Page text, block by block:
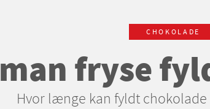
CHOKOLADE
fryse
Hvor længe kan fyldt